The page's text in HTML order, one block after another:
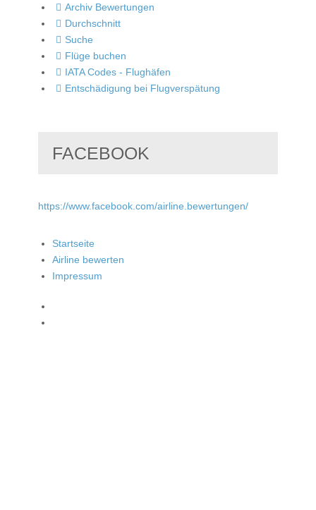
Archiv Bewertungen
Durchschnitt
Suche
Flüge buchen
IATA Codes - Flughäfen
Entschädigung bei Flugverspätung
FACEBOOK
https://www.facebook.com/airline.bewertungen/
Startseite
Airline bewerten
Impressum